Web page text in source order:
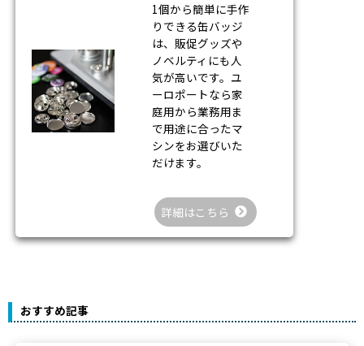
1個から簡単に手作
りできる缶バッジ
は、販促グッズや
ノベルティにも人
気が高いです。ユ
ーロポートなら家
庭用から業務用ま
で用途に合ったマ
シンをお選びいた
だけます。
詳細はこちら
おすすめ記事